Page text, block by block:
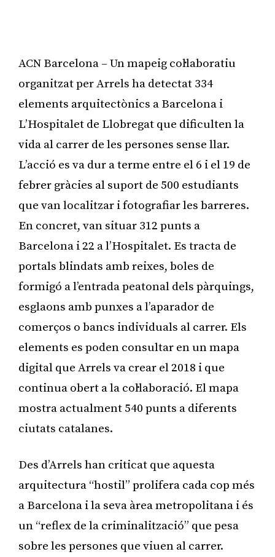
ACN Barcelona – Un mapeig col·laboratiu
organitzat per Arrels ha detectat 334
elements arquitectònics a Barcelona i
L’Hospitalet de Llobregat que dificulten la
vida al carrer de les persones sense llar.
L’acció es va dur a terme entre el 6 i el 19 de
febrer gràcies al suport de 500 estudiants
que van localitzar i fotografiar les barreres.
En concret, van situar 312 punts a
Barcelona i 22 a l’Hospitalet. Es tracta de
portals blindats amb reixes, boles de
formigó a l’entrada peatonal dels pàrquings,
esglaons amb punxes a l’aparador de
comerços o bancs individuals al carrer. Els
elements es poden consultar en un mapa
digital que Arrels va crear el 2018 i que
continua obert a la col·laboració. El mapa
mostra actualment 540 punts a diferents
ciutats catalanes.
Des d’Arrels han criticat que aquesta
arquitectura “hostil” prolifera cada cop més
a Barcelona i la seva àrea metropolitana i és
un “reflex de la criminalització” que pesa
sobre les persones que viuen al carrer.